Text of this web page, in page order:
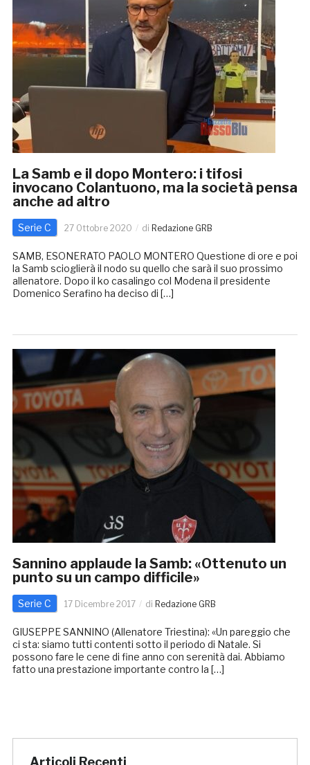
La Samb e il dopo Montero: i tifosi
invocano Colantuono, ma la società pensa
anche ad altro
Serie C 27 Ottobre 2020 di Redazione GRB
SAMB, ESONERATO PAOLO MONTERO Questione di ore e poi
la Samb scioglierà il nodo su quello che sarà il suo prossimo
allenatore. Dopo il ko casalingo col Modena il presidente
Domenico Serafino ha deciso di […]
Sannino applaude la Samb: «Ottenuto un
punto su un campo difficile»
Serie C 17 Dicembre 2017 di Redazione GRB
GIUSEPPE SANNINO (Allenatore Triestina): «Un pareggio che
ci sta: siamo tutti contenti sotto il periodo di Natale. Si
possono fare le cene di fine anno con serenità dai. Abbiamo
fatto una prestazione importante contro la […]